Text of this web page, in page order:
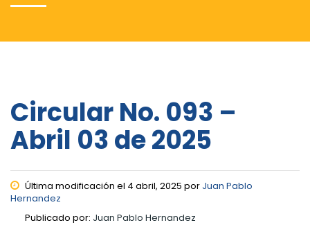
Circular No. 093 –
Abril 03 de 2025
Última modificación el 4 abril, 2025 por Juan Pablo
Hernandez
Publicado por: Juan Pablo Hernandez